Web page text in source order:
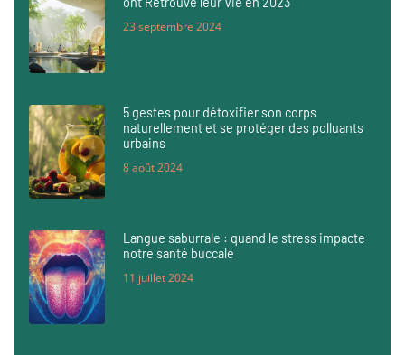
23 septembre 2024
5 gestes pour détoxifier son corps
naturellement et se protéger des polluants
urbains
8 août 2024
Langue saburrale : quand le stress impacte
notre santé buccale
11 juillet 2024